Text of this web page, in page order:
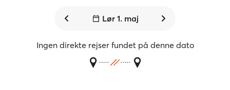
Lør 1. maj
Ingen direkte rejser fundet på denne dato